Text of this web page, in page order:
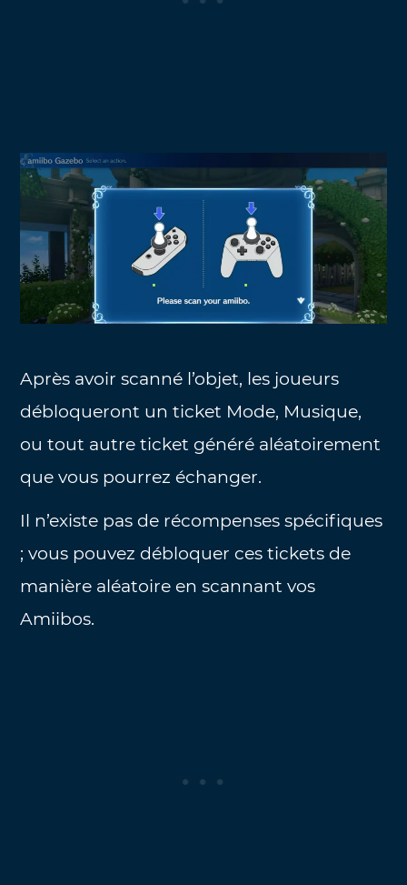
Après avoir scanné l’objet, les joueurs
débloqueront un ticket Mode, Musique,
ou tout autre ticket généré aléatoirement
que vous pourrez échanger.
Il n’existe pas de récompenses spécifiques
; vous pouvez débloquer ces tickets de
manière aléatoire en scannant vos
Amiibos.